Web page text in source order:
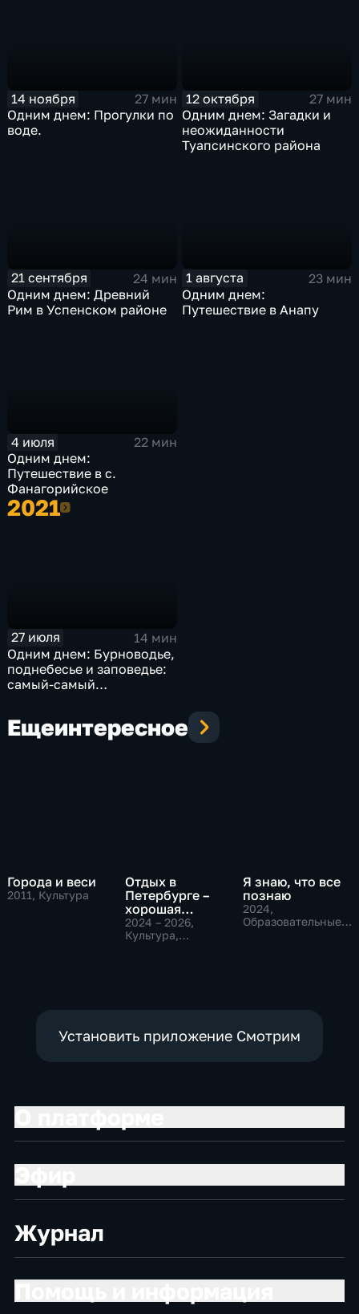
14 ноября
27 мин
Одним днем: Прогулки по
воде.
12 октября
27 мин
Одним днем: Загадки и
неожиданности
Туапсинского района
21 сентября
24 мин
Одним днем: Древний
Рим в Успенском районе
1 августа
23 мин
Одним днем:
Путешествие в Анапу
4 июля
22 мин
Одним днем:
Путешествие в с.
Фанагорийское
20212021
27 июля
14 мин
Одним днем: Бурноводье,
поднебесье и заповедье:
самый-самый
Ещеинтересное
Города и веси
2011, Культура
Отдых в
Петербурге –
хорошая
семейная
традиция
2024 – 2026,
Культура,
Я знаю, что все
познаю
2024,
Образовательные,
Установить приложение Смотрим
Журнал